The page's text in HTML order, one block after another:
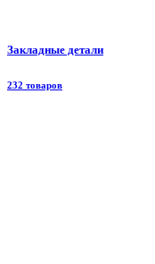
Закладные детали
232 товаров